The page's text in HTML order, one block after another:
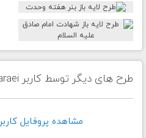
طرح های دیگر توسط کاربر Bagher_Maraei
مشاهده پروفايل کاربر Bagher_Maraei